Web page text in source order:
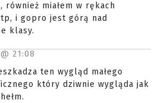
również miałem w rękach
i gopro jest górą nad
klasy.
21:08
ten wygląd małego
który dziwnie wygląda jak